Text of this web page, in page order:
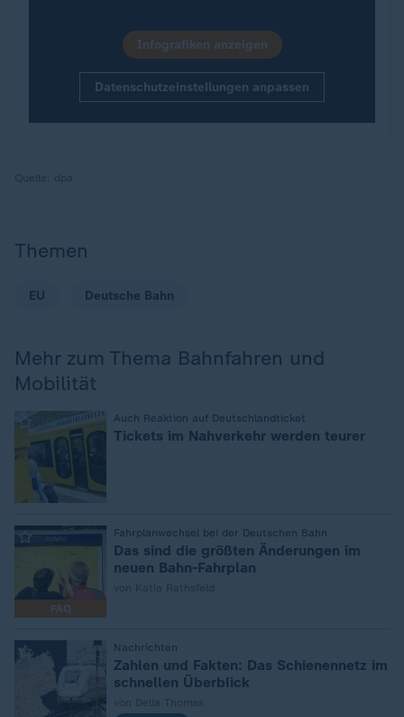
Infografiken anzeigen
Datenschutzeinstellungen anpassen
Themen
EU Deutsche Bahn
Mehr zum Thema Bahnfahren und
Mobilität
Auch Reaktion auf Deutschlandticket
:
Tickets im Nahverkehr werden teurer
FAQ
Fahrplanwechsel bei der Deutschen Bahn
Das sind die größten Änderungen im
neuen Bahn-Fahrplan
Nachrichten
Zahlen und Fakten: Das Schienennetz im
schnellen Überblick